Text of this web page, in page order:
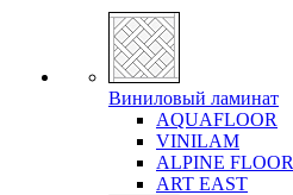
Виниловый ламинат
AQUAFLOOR
VINILAM
ALPINE FLOOR
ART EAST